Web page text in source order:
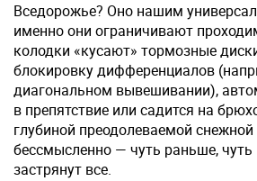
Вседорожье? Оно нашим
именно они ограничивают
колодки «кусают» тормозные
блокировку дифференциалов
диагональном вывешивании),
в препятствие или садится на
глубиной преодолеваемой
бессмысленно — чуть раньше, чуть
застрянут все.